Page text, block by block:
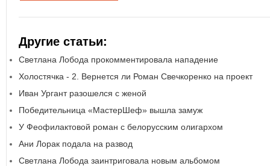
Другие статьи:
Светлана Лобода прокомментировала нападение
Холостячка - 2. Вернется ли Роман Свечкоренко на проект
Иван Ургант разошелся с женой
Победительница «МастерШеф» вышла замуж
У Феофилактовой роман с белорусским олигархом
Ани Лорак подала на развод
Светлана Лобода заинтриговала новым альбомом